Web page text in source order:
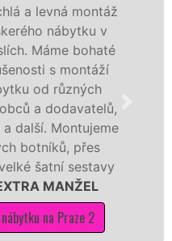
a levná montáž
nábytku v
Máme bohaté
s montáží
od různých
a dodavatelů,
a další. Montujeme
botníků, přes
šatní sestavy
MANŽEL
na Praze 2